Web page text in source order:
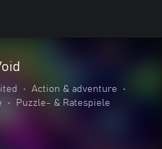
• Action & adventure
•
• Puzzle- & Ratespiele